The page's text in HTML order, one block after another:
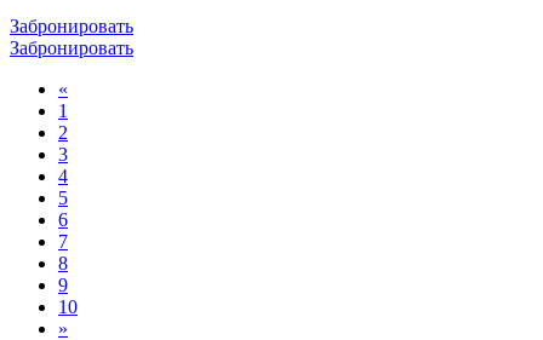
Забронировать
Забронировать
«
1
2
3
4
5
6
7
8
9
10
»